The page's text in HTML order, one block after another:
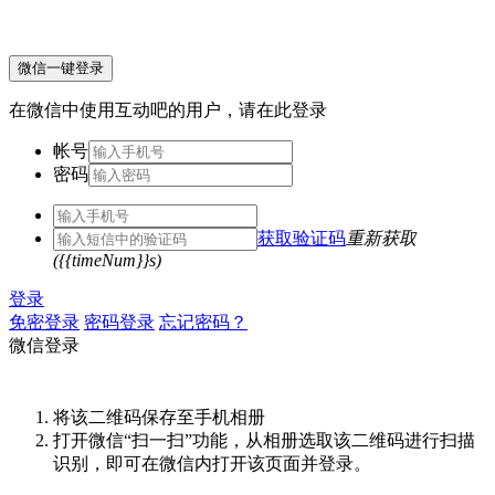
微信一键登录
在微信中使用互动吧的用户，请在此登录
帐号
密码
获取验证码重新获取
({{timeNum}}s)
登录
免密登录 密码登录 忘记密码？
微信登录
将该二维码保存至手机相册
打开微信“扫一扫”功能，从相册选取该二维码进行扫描
识别，即可在微信内打开该页面并登录。